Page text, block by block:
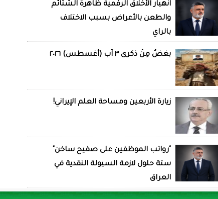
انهيار الأخلاق الرقمية ظاهرة الشتائم
والطعن بالأعراض بسبب الاختلاف
بالراي
بغضُ مِنْ ذكرى ٣ آب (أغسطس) ٢٠٢٦
زيارة الأربعين ومساحة العلم الإيراني!
"رواتب الموظفين على صفيح ساخن"
ستة حلول لازمة السيولة النقدية في
العراق